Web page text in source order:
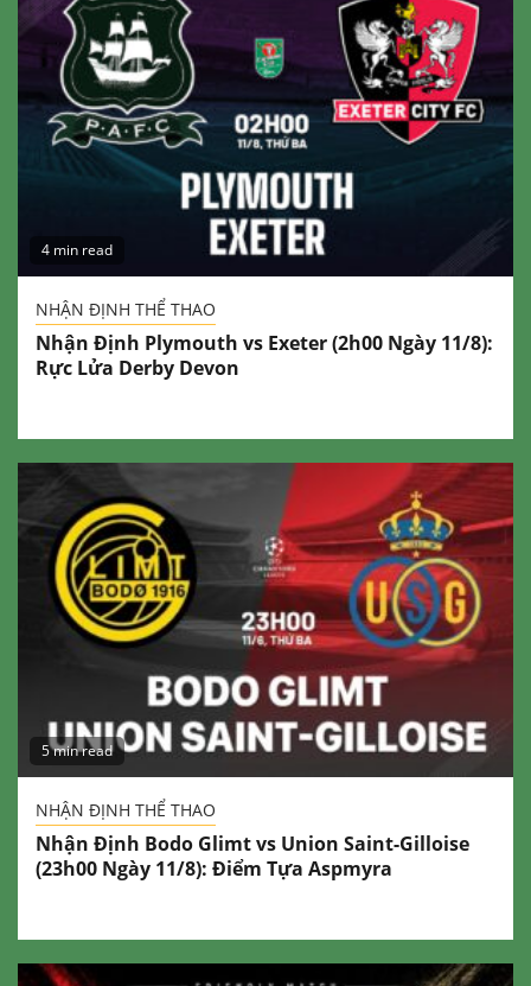
4 min read
NHẬN ĐỊNH THỂ THAO
Nhận Định Plymouth vs Exeter (2h00 Ngày 11/8):
Rực Lửa Derby Devon
5 min read
NHẬN ĐỊNH THỂ THAO
Nhận Định Bodo Glimt vs Union Saint-Gilloise
(23h00 Ngày 11/8): Điểm Tựa Aspmyra